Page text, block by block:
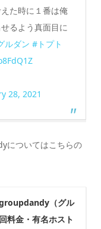
た時に１番は俺
るよう真面目に
ルダン #トプト
28, 2021
についてはこちらの
（グル
料金・有名ホスト